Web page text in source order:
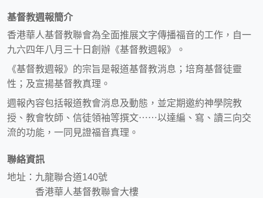
基督教週報簡介
香港華人基督教聯會為全面推展文字傳播福音的工作，自一
九六四年八月三十日創辦《基督教週報》。
《基督教週報》的宗旨是報道基督教消息；培育基督徒靈
性；及宣揚基督教真理。
週報內容包括報道教會消息及動態，並定期邀約神學院教
授、教會牧師、信徒領袖等撰文⋯⋯以達編、寫、讀三向交
流的功能，一同見證福音真理。
聯絡資訊
地址：九龍聯合道140號
香港華人基督教聯會大樓